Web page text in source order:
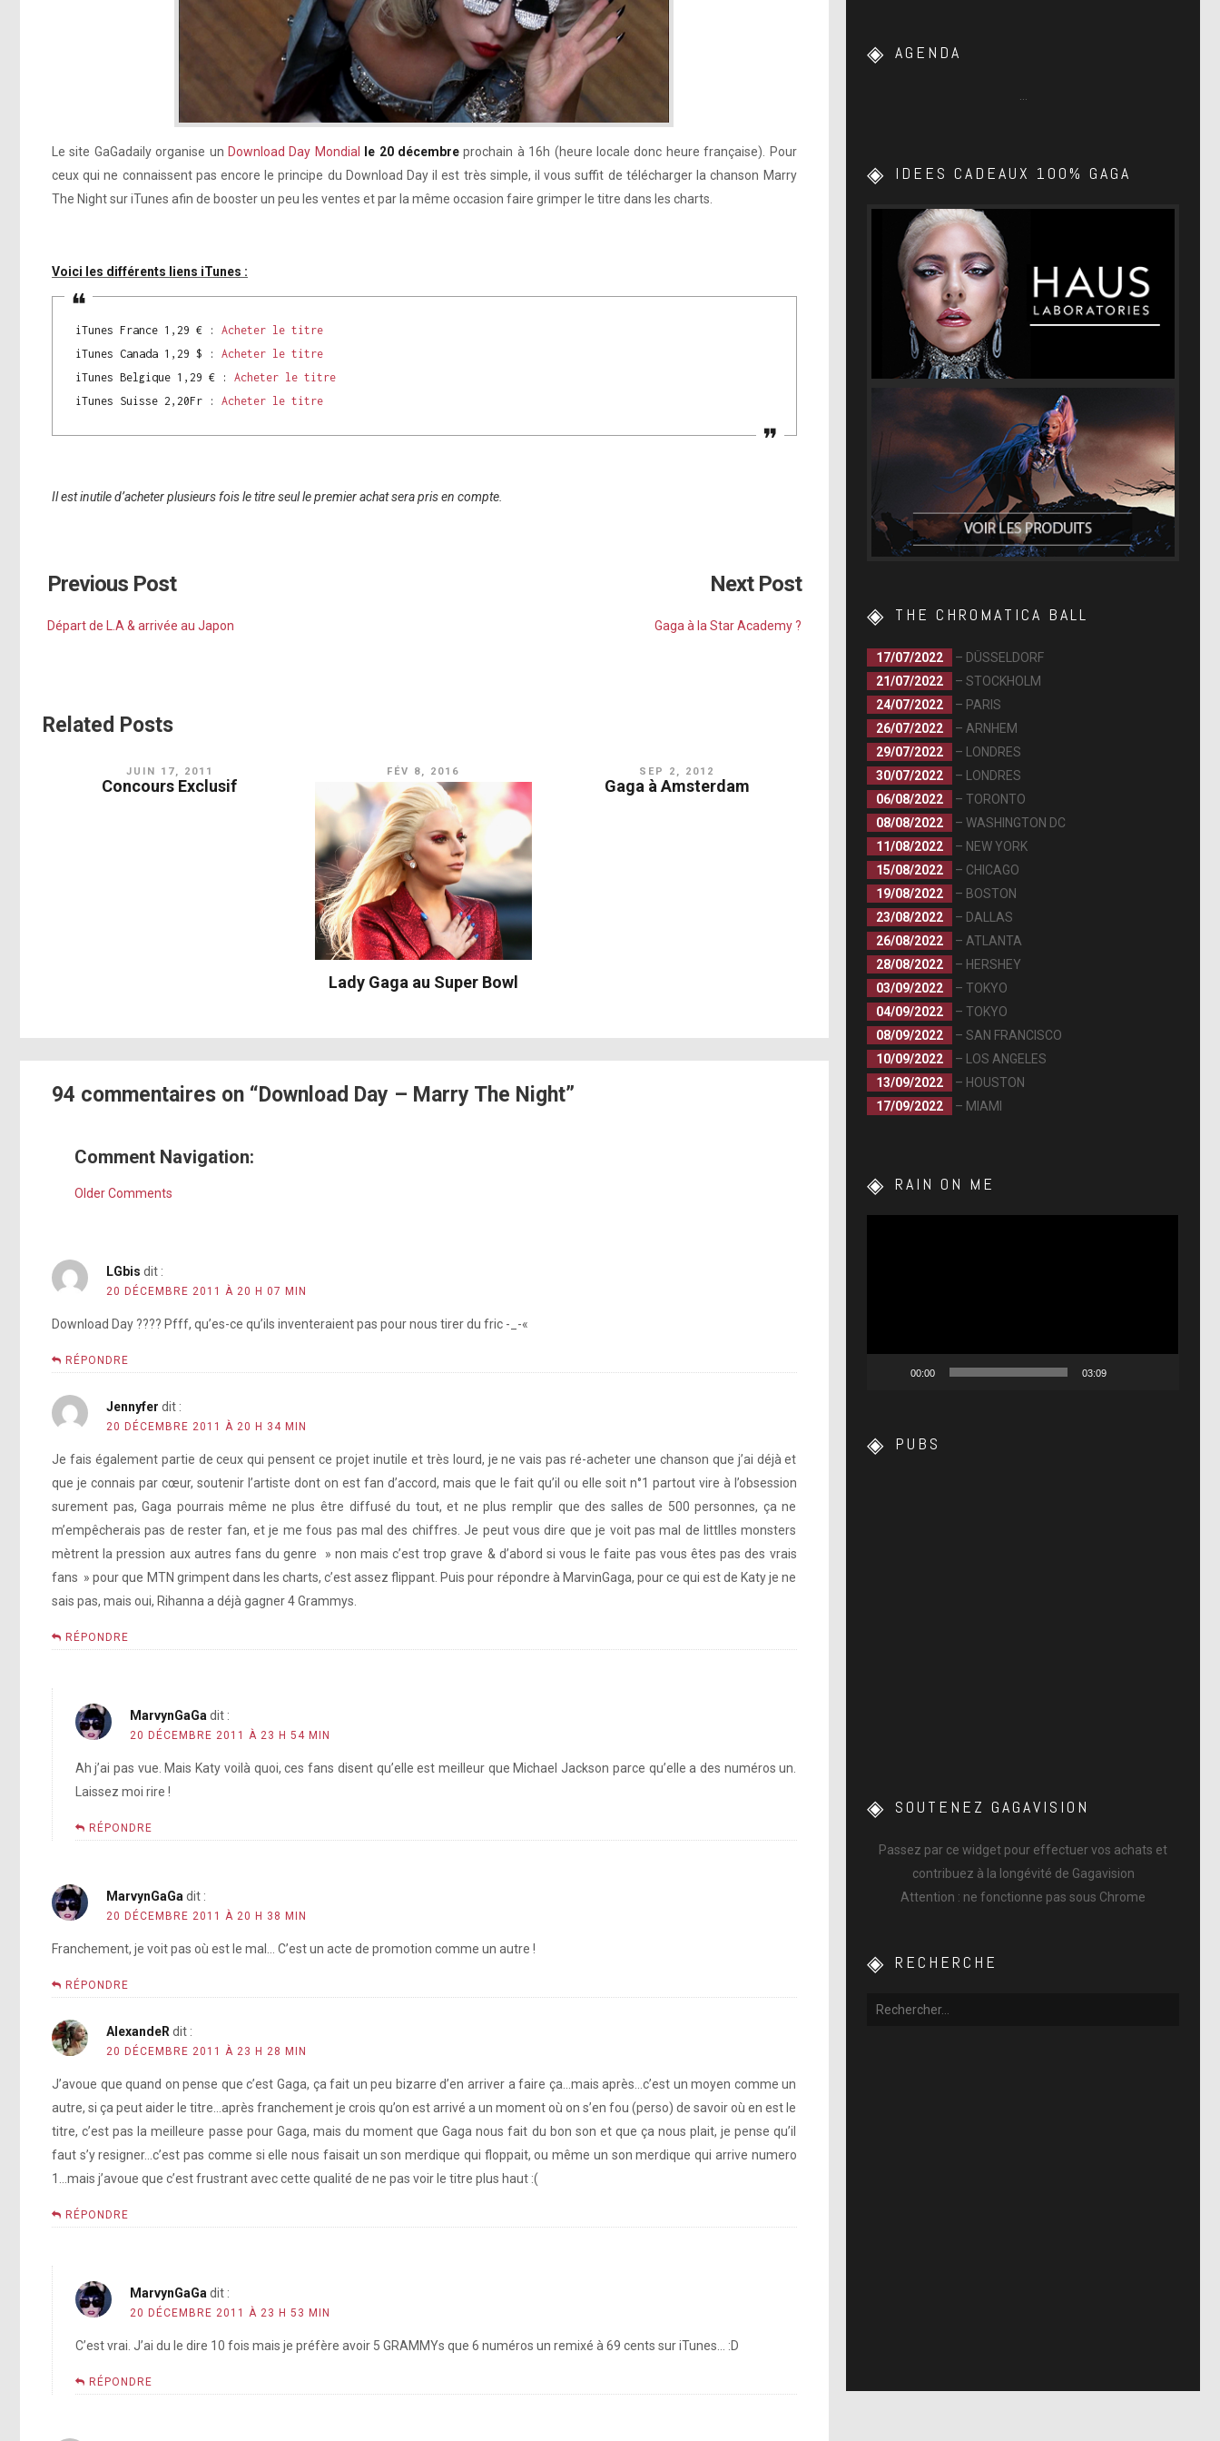
Le site GaGadaily organise un Download Day Mondial le 20 décembreprochain à 16h (heure locale donc heure française). Pour
ceux qui ne connaissent pas encore le principe du Download Day il est très simple, il vous suffit de télécharger la chanson Marry
The Night sur iTunes afin de booster un peu les ventes et par la même occasion faire grimper le titre dans les charts.
Voici les différents liens iTunes :
iTunes France 1,29 € : Acheter le titre
iTunes Canada 1,29 $ : Acheter le titre
iTunes Belgique 1,29 € : Acheter le titre
iTunes Suisse 2,20Fr : Acheter le titre
Il est inutile d’acheter plusieurs fois le titre seul le premier achat sera pris en compte.
Previous Post
Départ de L.A & arrivée au Japon
Next Post
Gaga à la Star Academy ?
Related Posts
JUIN 17, 2011
Concours Exclusif
FÉV 8, 2016
Lady Gaga au Super Bowl
SEP 2, 2012
Gaga à Amsterdam
94 commentaires on “Download Day – Marry The Night”
Comment Navigation:
Older Comments
LGbis dit :
20 DÉCEMBRE 2011 À 20 H 07 MIN
Download Day ???? Pfff, qu’es-ce qu’ils inventeraient pas pour nous tirer du fric -_-«
RÉPONDRE
Jennyfer dit :
20 DÉCEMBRE 2011 À 20 H 34 MIN
Je fais également partie de ceux qui pensent ce projet inutile et très lourd, je ne vais pas ré-acheter une chanson que j’ai déjà et
que je connais par cœur, soutenir l’artiste dont on est fan d’accord, mais que le fait qu’il ou elle soit n°1 partout vire à l’obsession
surement pas, Gaga pourrais même ne plus être diffusé du tout, et ne plus remplir que des salles de 500 personnes, ça ne
m’empêcherais pas de rester fan, et je me fous pas mal des chiffres. Je peut vous dire que je voit pas mal de littlles monsters
mètrent la pression aux autres fans du genre » non mais c’est trop grave & d’abord si vous le faite pas vous êtes pas des vrais
fans » pour que MTN grimpent dans les charts, c’est assez flippant. Puis pour répondre à MarvinGaga, pour ce qui est de Katy je ne
sais pas, mais oui, Rihanna a déjà gagner 4 Grammys.
RÉPONDRE
MarvynGaGa dit :
20 DÉCEMBRE 2011 À 23 H 54 MIN
Ah j’ai pas vue. Mais Katy voilà quoi, ces fans disent qu’elle est meilleur que Michael Jackson parce qu’elle a des numéros un.
Laissez moi rire !
RÉPONDRE
MarvynGaGadit :
20 DÉCEMBRE 2011 À 20 H 38 MIN
Franchement, je voit pas où est le mal… C’est un acte de promotion comme un autre !
RÉPONDRE
AlexandeRdit :
20 DÉCEMBRE 2011 À 23 H 28 MIN
J’avoue que quand on pense que c’est Gaga, ça fait un peu bizarre d’en arriver a faire ça…mais après…c’est un moyen comme un
autre, si ça peut aider le titre…après franchement je crois qu’on est arrivé a un moment où on s’en fou (perso) de savoir où en est le
titre, c’est pas la meilleure passe pour Gaga, mais du moment que Gaga nous fait du bon son et que ça nous plait, je pense qu’il
faut s’y resigner…c’est pas comme si elle nous faisait un son merdique qui floppait, ou même un son merdique qui arrive numero
1…mais j’avoue que c’est frustrant avec cette qualité de ne pas voir le titre plus haut :(
RÉPONDRE
MarvynGaGa dit :
20 DÉCEMBRE 2011 À 23 H 53 MIN
C’est vrai. J’ai du le dire 10 fois mais je préfère avoir 5 GRAMMYs que 6 numéros un remixé à 69 cents sur iTunes… :D
RÉPONDRE
AGENDA
IDEES CADEAUX 100% GAGA
THE CHROMATICA BALL
17/07/2022
– DÜSSELDORF
21/07/2022
– STOCKHOLM
24/07/2022
– PARIS
26/07/2022
– ARNHEM
29/07/2022
– LONDRES
30/07/2022
– LONDRES
06/08/2022
– TORONTO
08/08/2022
– WASHINGTON DC
11/08/2022
– NEW YORK
15/08/2022
– CHICAGO
19/08/2022
– BOSTON
23/08/2022
– DALLAS
26/08/2022
– ATLANTA
28/08/2022
– HERSHEY
03/09/2022
– TOKYO
04/09/2022
– TOKYO
08/09/2022
– SAN FRANCISCO
10/09/2022
– LOS ANGELES
13/09/2022
– HOUSTON
17/09/2022
– MIAMI
RAIN ON ME
00:00 03:09
PUBS
SOUTENEZ GAGAVISION
Passez par ce widget pour effectuer vos achats et
contribuez à la longévité de Gagavision
Attention : ne fonctionne pas sous Chrome
RECHERCHE